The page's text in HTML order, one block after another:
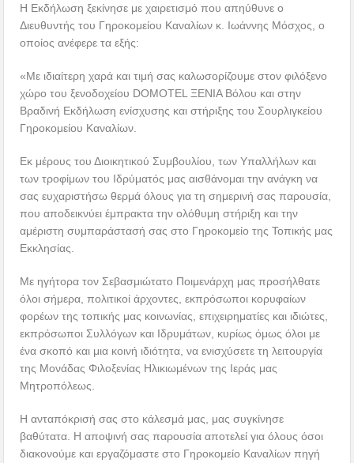
Η Εκδήλωση ξεκίνησε με χαιρετισμό που απηύθυνε ο
Διευθυντής του Γηροκομείου Καναλίων κ. Ιωάννης Μόσχος, ο
οποίος ανέφερε τα εξής:
«Με ιδιαίτερη χαρά και τιμή σας καλωσορίζουμε στον φιλόξενο
χώρο του ξενοδοχείου DOMOTEL ΞΕΝΙΑ Βόλου και στην
Βραδινή Εκδήλωση ενίσχυσης και στήριξης του Σουρλιγκείου
Γηροκομείου Καναλίων.
Εκ μέρους του Διοικητικού Συμβουλίου, των Υπαλλήλων και
των τροφίμων του Ιδρύματός μας αισθάνομαι την ανάγκη να
σας ευχαριστήσω θερμά όλους για τη σημερινή σας παρουσία,
που αποδεικνύει έμπρακτα την ολόθυμη στήριξη και την
αμέριστη συμπαράστασή σας στο Γηροκομείο της Τοπικής μας
Εκκλησίας.
Με ηγήτορα τον Σεβασμιώτατο Ποιμενάρχη μας προσήλθατε
όλοι σήμερα, πολιτικοί άρχοντες, εκπρόσωποι κορυφαίων
φορέων της τοπικής μας κοινωνίας, επιχειρηματίες και ιδιώτες,
εκπρόσωποι Συλλόγων και Ιδρυμάτων, κυρίως όμως όλοι με
ένα σκοπό και μια κοινή ιδιότητα, να ενισχύσετε τη λειτουργία
της Μονάδας Φιλοξενίας Ηλικιωμένων της Ιεράς μας
Μητροπόλεως.
Η ανταπόκρισή σας στο κάλεσμά μας, μας συγκίνησε
βαθύτατα. Η αποψινή σας παρουσία αποτελεί για όλους όσοι
διακονούμε και εργαζόμαστε στο Γηροκομείο Καναλίων πηγή